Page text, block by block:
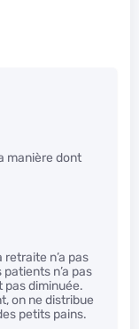
manière dont
retraite n’a pas
n’a pas
pas diminuée.
on ne distribue
petits pains.